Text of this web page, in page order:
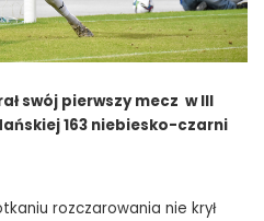
swój pierwszy mecz w III
163 niebiesko-czarni
rozczarowania nie krył